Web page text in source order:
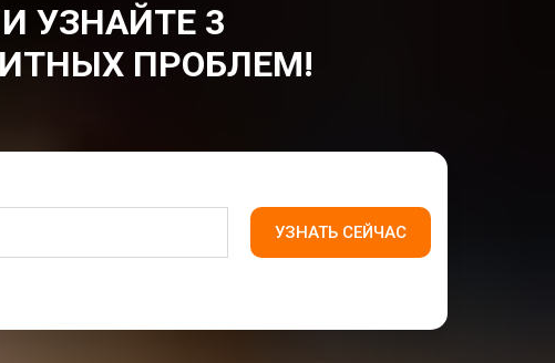
УЗНАЙТЕ 3
ПРОБЛЕМ!
УЗНАТЬ СЕЙЧАС